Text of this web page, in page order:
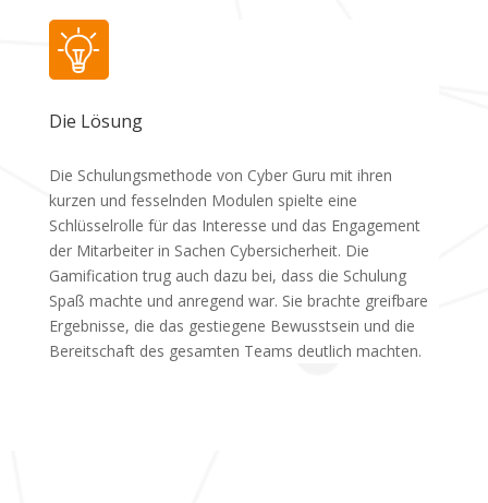
Die Lösung
Die Schulungsmethode von Cyber Guru mit ihren
kurzen und fesselnden Modulen spielte eine
Schlüsselrolle für das Interesse und das Engagement
der Mitarbeiter in Sachen Cybersicherheit. Die
Gamification trug auch dazu bei, dass die Schulung
Spaß machte und anregend war. Sie brachte greifbare
Ergebnisse, die das gestiegene Bewusstsein und die
Bereitschaft des gesamten Teams deutlich machten.